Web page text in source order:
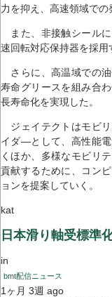
力を抑え、高速領域での
また、非接触シール
速回転対応保持器を採用
さらに、高温域での
寿命グリースを組み合
長寿命化を実現した。
ジェイテクトはモビ
イダ―として、高性能
くほか、多様なモビリ
貢献するために、コン
ョンを提案していく。
kat
日本滑り軸受標準
in
bmt配信ニュース
1ヶ月 3週 ago